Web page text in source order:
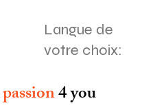
Langue de
votre choix:
passion4 you